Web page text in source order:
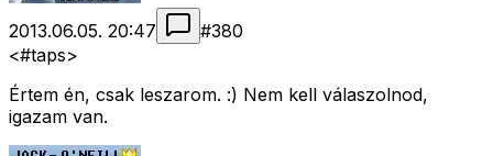
2013.06.05. 20:47 #380
<#taps>
Értem én, csak leszarom. :) Nem kell válaszolnod,
igazam van.